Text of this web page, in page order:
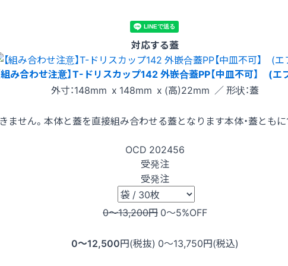
対応する蓋
組み合わせ注意】T-ドリスカップ142 外嵌合蓋PP【中皿不可】 (エ
外寸：148mm x 148mm x (高)22mm ／ 形状：蓋
ません。本体と蓋を直接組み合わせる蓋となります本体・蓋とも
OCD 202456
受発注
受発注
0〜13,200円 0〜5%OFF
0〜12,500円(税抜) 0〜13,750円(税込)